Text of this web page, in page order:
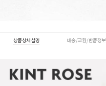
상품상세설명 배송/교환/반품정보